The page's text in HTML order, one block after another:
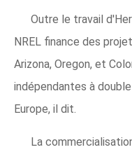
Outre le travail
NREL finance des
Arizona, Oregon, et
indépendantes à
Europe, il dit.
La